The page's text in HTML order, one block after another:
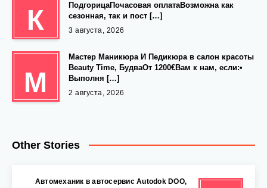
К
ПодгорицаПочасовая оплатаВозможна как
сезонная, так и пост […]
3 августа, 2026
М
Мастер Маникюра И Педикюра в салон красоты
Beauty Time, БудваОт 1200€Вам к нам, если:•
Выполня […]
2 августа, 2026
Other Stories
Автомеханик в автосервис Autodok DOO,